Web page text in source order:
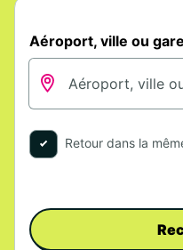
Aéroport, ville ou gare
Retour dans la